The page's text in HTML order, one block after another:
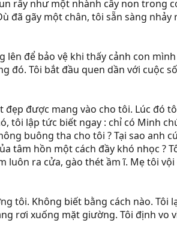
rẩy như một nhành cây non trong
gãy một chân, tôi sẵn sàng nhảy
để bảo vệ khi thấy cảnh con
Tôi bắt đầu quen dần với cuộc
được mang vào cho tôi. Lúc đó
lập tức biết ngay : chỉ có Minh
buông tha cho tôi ? Tại sao anh
tâm hồn một cách đầy khó nhọc ?
ra cửa, gào thét ầm ĩ. Mẹ tôi vội
tôi. Không biết bằng cách nào. Tôi
rơi xuống mặt giường. Tôi định vo